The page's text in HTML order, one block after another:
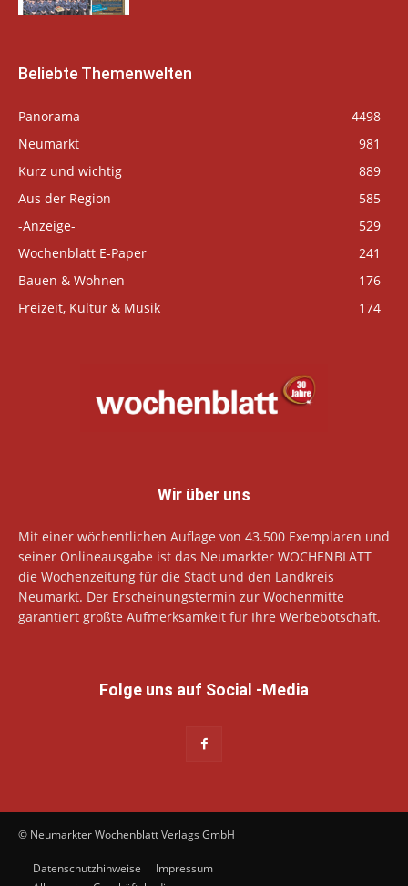
Beliebte Themenwelten
Panorama
4498
Neumarkt
981
Kurz und wichtig
889
Aus der Region
585
-Anzeige-
529
Wochenblatt E-Paper
241
Bauen & Wohnen
176
Freizeit, Kultur & Musik
174
Wir über uns
Mit einer wöchentlichen Auflage von 43.500 Exemplaren und
seiner Onlineausgabe ist das Neumarkter WOCHENBLATT
die Wochenzeitung für die Stadt und den Landkreis
Neumarkt. Der Erscheinungstermin zur Wochenmitte
garantiert größte Aufmerksamkeit für Ihre Werbebotschaft.
Folge uns auf Social -Media
© Neumarkter Wochenblatt Verlags GmbH
Datenschutzhinweise
Impressum